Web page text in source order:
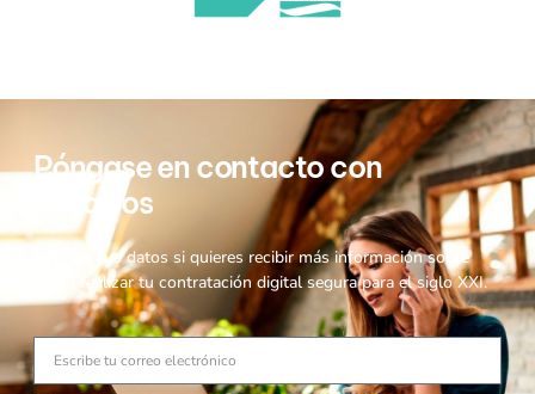
Póngase en contacto con
nosotros
Déjanos tus datos si quieres recibir más información sobre
cómo realizar tu contratación digital segura para el siglo XXI.